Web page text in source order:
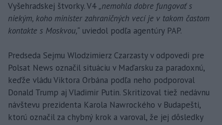
Vyšehradskej štvorky. V4„nemohla dobre fungovať s
niekým, koho minister zahraničných vecí je v takom častom
kontakte s Moskvou,“ uviedol podľa agentúry PAP.
Predseda Sejmu Wlodzimierz Czarzasty v odpovedi pre
Polsat News označil situáciu v Maďarsku za paradoxnú,
keďže vládu Viktora Orbána podľa neho podporoval
Donald Trump aj Vladimir Putin. Skritizoval tiež nedávnu
návštevu prezidenta Karola Nawrockého v Budapešti,
ktorú označil za chybný krok a varoval, že jej dôsledky